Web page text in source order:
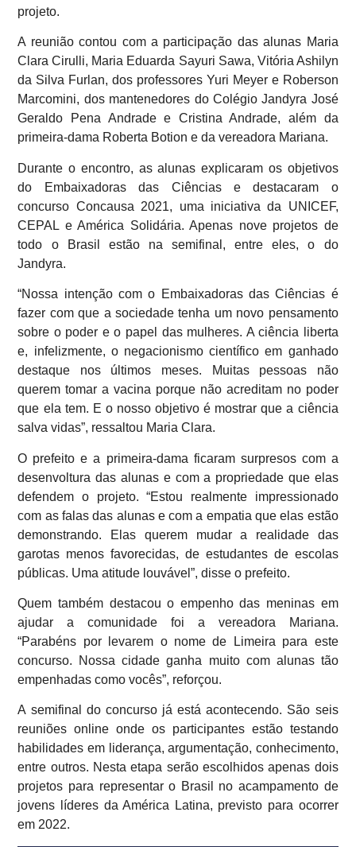
projeto.
A reunião contou com a participação das alunas Maria
Clara Cirulli, Maria Eduarda Sayuri Sawa, Vitória Ashilyn
da Silva Furlan, dos professores Yuri Meyer e Roberson
Marcomini, dos mantenedores do Colégio Jandyra José
Geraldo Pena Andrade e Cristina Andrade, além da
primeira-dama Roberta Botion e da vereadora Mariana.
Durante o encontro, as alunas explicaram os objetivos
do Embaixadoras das Ciências e destacaram o
concurso Concausa 2021, uma iniciativa da UNICEF,
CEPAL e América Solidária. Apenas nove projetos de
todo o Brasil estão na semifinal, entre eles, o do
Jandyra.
“Nossa intenção com o Embaixadoras das Ciências é
fazer com que a sociedade tenha um novo pensamento
sobre o poder e o papel das mulheres. A ciência liberta
e, infelizmente, o negacionismo científico em ganhado
destaque nos últimos meses. Muitas pessoas não
querem tomar a vacina porque não acreditam no poder
que ela tem. E o nosso objetivo é mostrar que a ciência
salva vidas”, ressaltou Maria Clara.
O prefeito e a primeira-dama ficaram surpresos com a
desenvoltura das alunas e com a propriedade que elas
defendem o projeto. “Estou realmente impressionado
com as falas das alunas e com a empatia que elas estão
demonstrando. Elas querem mudar a realidade das
garotas menos favorecidas, de estudantes de escolas
públicas. Uma atitude louvável”, disse o prefeito.
Quem também destacou o empenho das meninas em
ajudar a comunidade foi a vereadora Mariana.
“Parabéns por levarem o nome de Limeira para este
concurso. Nossa cidade ganha muito com alunas tão
empenhadas como vocês”, reforçou.
A semifinal do concurso já está acontecendo. São seis
reuniões online onde os participantes estão testando
habilidades em liderança, argumentação, conhecimento,
entre outros. Nesta etapa serão escolhidos apenas dois
projetos para representar o Brasil no acampamento de
jovens líderes da América Latina, previsto para ocorrer
em 2022.